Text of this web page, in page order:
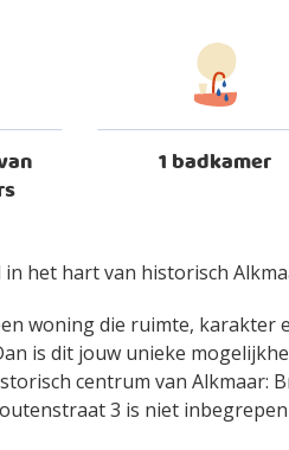
1 badkamer
in het hart van historisch
woning die ruimte, karakter
is dit jouw unieke
centrum van Alkmaar:
3 is niet